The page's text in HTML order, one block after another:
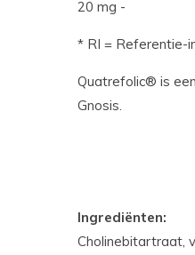
20 mg -
* RI = Referentie-
Quatrefolic® is
Gnosis.
Ingrediënten:
Cholinebitartraat,